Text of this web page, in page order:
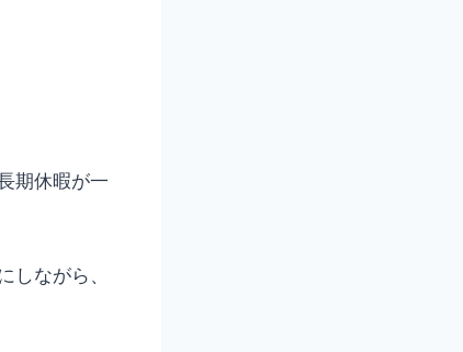
期休暇が一
しながら、